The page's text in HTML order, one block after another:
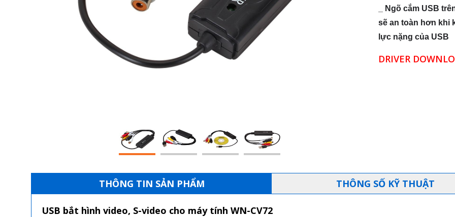
_ Ngõ cắm USB
sẽ an toàn hơn khi
lực nặng của USB
DRIVER
THÔNG TIN SẢN PHẨM THÔNG SỐ KỸ THUẬT
USB bắt hình video, S-video cho máy tính WN-CV72